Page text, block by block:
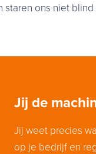
ons niet
Jij de
Jij weet precies
op je bedrijf en